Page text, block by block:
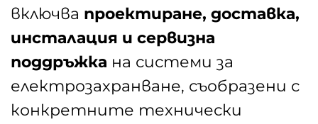
включва проектиране, доставка,
инсталация и сервизна
поддръжка на системи за
електрозахранване, съобразени с
конкретните технически